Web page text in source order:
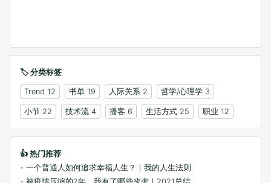
🏷️ 分类标签
Trend 12 书单 19 人际关系 2 哲学/心理学 3
小节 22 技术流 4 播客 6 生活方式 25 职业 12
👍 热门推荐
- 一个普通人如何追求幸福人生？｜我的人生法则